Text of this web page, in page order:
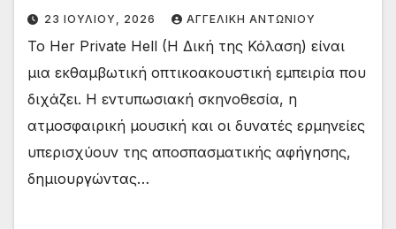
23 ΙΟΥΛΊΟΥ, 2026 ΑΓΓΕΛΙΚΉ ΑΝΤΩΝΊΟΥ
To Her Private Hell (H Δική της Κόλαση) είναι
μια εκθαμβωτική οπτικοακουστική εμπειρία που
διχάζει. Η εντυπωσιακή σκηνοθεσία, η
ατμοσφαιρική μουσική και οι δυνατές ερμηνείες
υπερισχύουν της αποσπασματικής αφήγησης,
δημιουργώντας…